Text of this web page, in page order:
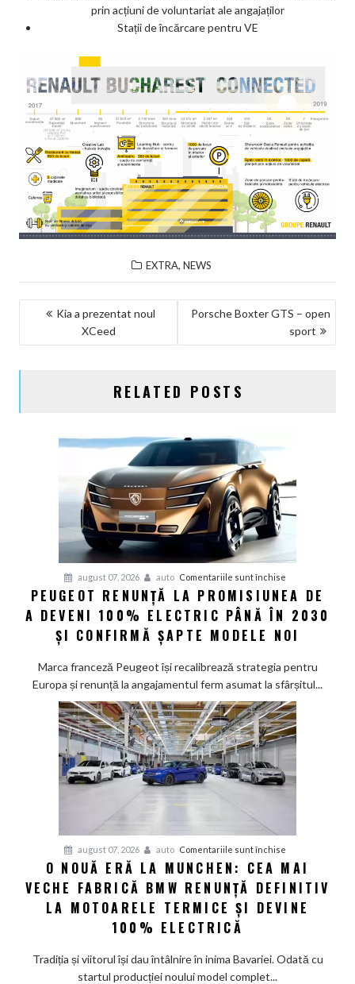
prin acțiuni de voluntariat ale angajaților
Stații de încărcare pentru VE
EXTRA, NEWS
NAVIGARE
Kia a prezentat noul
XCeed
Porsche Boxter GTS – open
sport
RELATED POSTS
august 07, 2026 auto Comentariile sunt închise
Peugeot
renunță
la
de
a
100%
electric
până
2030
șapte
noi
PEUGEOT RENUNȚĂ LA PROMISIUNEA DE
A DEVENI 100% ELECTRIC PÂNĂ ÎN 2030
ȘI CONFIRMĂ ȘAPTE MODELE NOI
Marca franceză Peugeot își recalibrează strategia pentru
Europa și renunță la angajamentul ferm asumat la sfârșitul...
august 07, 2026 auto Comentariile sunt închise
O
nouă
eră
Cea
O NOUĂ ERĂ LA MUNCHEN: CEA MAI
VECHE FABRICĂ BMW RENUNȚĂ DEFINITIV
LA MOTOARELE TERMICE ȘI DEVINE
100% ELECTRICĂ
Tradiția și viitorul își dau întâlnire în inima Bavariei. Odată cu
startul producției noului model complet...